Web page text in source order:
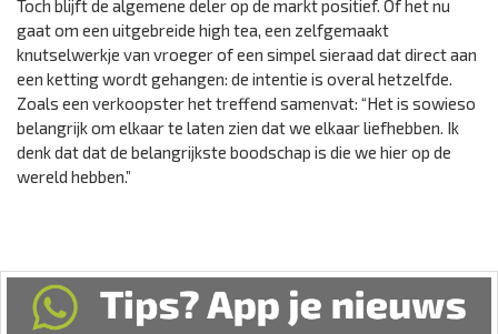
Toch blijft de algemene deler op de markt positief. Of het nu
gaat om een uitgebreide high tea, een zelfgemaakt
knutselwerkje van vroeger of een simpel sieraad dat direct aan
een ketting wordt gehangen: de intentie is overal hetzelfde.
Zoals een verkoopster het treffend samenvat: “Het is sowieso
belangrijk om elkaar te laten zien dat we elkaar liefhebben. Ik
denk dat dat de belangrijkste boodschap is die we hier op de
wereld hebben.”